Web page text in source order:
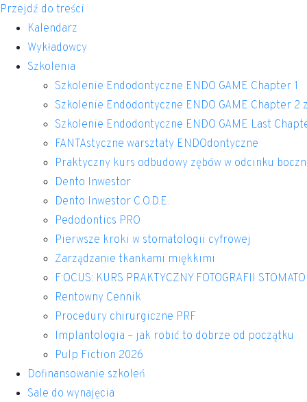
Przejdź do treści
Kalendarz
Wykładowcy
Szkolenia
Szkolenie Endodontyczne ENDO GAME Chapter 1
Szkolenie Endodontyczne ENDO GAME Chapter 2
Szkolenie Endodontyczne ENDO GAME Last
FANTAstyczne warsztaty ENDOdontyczne
Praktyczny kurs odbudowy zębów w odcinku
Dento Inwestor
Dento Inwestor C.O.D.E.
Pedodontics PRO
Pierwsze kroki w stomatologii cyfrowej
Zarządzanie tkankami miękkimi
F:OCUS: KURS PRAKTYCZNY FOTOGRAFII
Rentowny Cennik
Procedury chirurgiczne PRF
Implantologia – jak robić to dobrze od początku
Pulp Fiction 2026
Dofinansowanie szkoleń
Sale do wynajęcia